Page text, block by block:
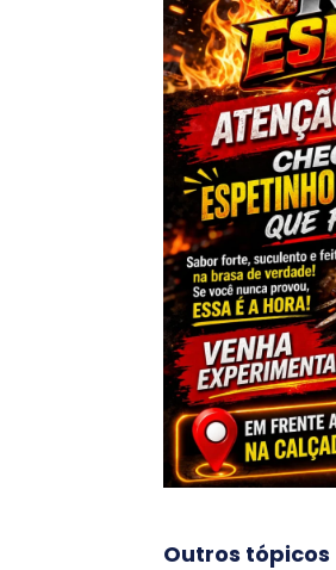
Outros tópicos